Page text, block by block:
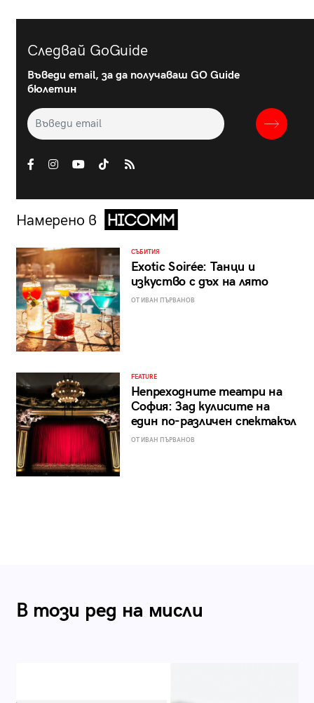
Следвай GoGuide
Въведи email, за да получаваш GO Guide
бюлетин
Намерено в
СЪБИТИЯ
Exotic Soirée: Танци и
изкуство с дъх на лято
ОТ ИВАН ПЪРВАНОВ
FEATURE
Непреходните театри на
София: Зад кулисите на
един по-различен спектакъл
ОТ ИВАН ПЪРВАНОВ
В този ред на мисли